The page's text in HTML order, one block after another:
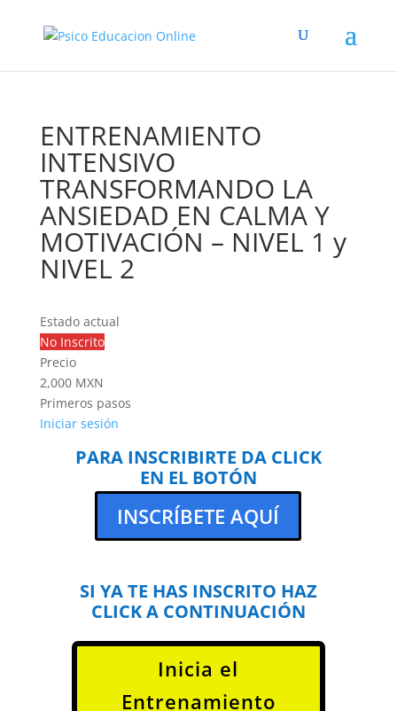
ENTRENAMIENTO
INTENSIVO
TRANSFORMANDO LA
ANSIEDAD EN CALMA Y
MOTIVACIÓN – NIVEL 1 y
NIVEL 2
Estado actual
No Inscrito
Precio
2,000 MXN
Primeros pasos
Iniciar sesión
PARA INSCRIBIRTE DA CLICK
EN EL BOTÓN
INSCRÍBETE AQUÍ
SI YA TE HAS INSCRITO HAZ
CLICK A CONTINUACIÓN
Inicia el
Entrenamiento